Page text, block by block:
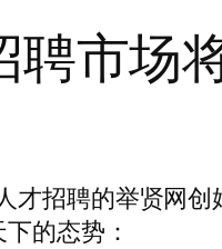
聘市场
才招聘的举贤网
的态势：